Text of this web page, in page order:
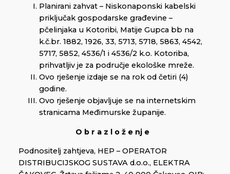
Planirani zahvat – Niskonaponski kabelski
priključak gospodarske građevine –
pčelinjaka u Kotoribi, Matije Gupca bb na
k.č.br. 1882, 1926, 33, 5713, 5718, 5863, 4542,
5717, 5852, 4536/1 i 4536/2 k.o. Kotoriba,
prihvatljiv je za područje ekološke mreže.
Ovo rješenje izdaje se na rok od četiri (4)
godine.
Ovo rješenje objavljuje se na internetskim
stranicama Međimurske županije.
O b r a z l o ž e nj e
Podnositelj zahtjeva, HEP – OPERATOR
DISTRIBUCIJSKOG SUSTAVA d.o.o., ELEKTRA